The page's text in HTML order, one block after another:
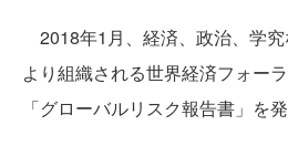
2018年1月、経済、政治、学
より組織される世界経済フォー
「グローバルリスク報告書」を